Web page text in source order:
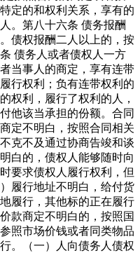
定的和权利关系，享有的
。第八十六条 债务报酬
债权报酬二人以上的，按
债务人或者债权人一方
当事人的商定，享有连带
行权利；负有连带权利的
权利，履行了权利的人，
他该当承担的份额。合同
定不明白，按照合同相关
克不及通过协商告竣和谈
白的，债权人能够随时向
要求债权人履行权利，但
履行地址不明白，给付货
履行，其他标的正在履行
款商定不明白的，按照国
照市场价钱或者同类物品
。（一）人向债务人债权